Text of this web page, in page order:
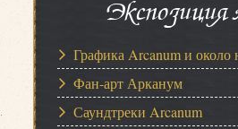
Экспозиция
Графика Arcanum и около
Фан-арт Арканум
Саундтреки Arcanum